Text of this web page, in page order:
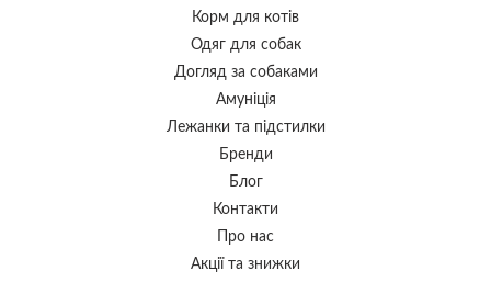
Корм для котів
Одяг для собак
Догляд за собаками
Амуніція
Лежанки та підстилки
Бренди
Блог
Контакти
Про нас
Акції та знижки